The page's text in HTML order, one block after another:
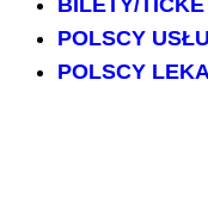
BILETY/
POLSCY
POLSCY